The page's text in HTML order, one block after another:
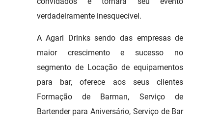
verdadeiramente inesquecível.
A Agari Drinks sendo das empresas de
maior crescimento e sucesso no
segmento de Locação de equipamentos
para bar, oferece aos seus clientes
Formação de Barman, Serviço de
Bartender para Aniversário, Serviço de Bar